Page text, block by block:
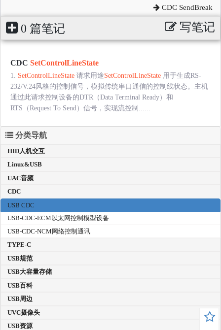
CDC SendBreak
0 篇笔记 写笔记
CDC SetControlLineState
1. SetControlLineState 请求用途SetControlLineState 用于生成RS-
232/V.24风格的控制信号，模拟传统串口通信的控制线状态。主机
通过此请求控制设备的DTR（Data Terminal Ready）和
RTS（Request To Send）信号，实现流控制......
分类导航
HID人机交互
Linux&USB
UAC音频
CDC
USB CDC
USB-CDC-ECM以太网控制模型设备
USB-CDC-NCM网络控制通讯
TYPE-C
USB规范
USB大容量存储
USB百科
USB周边
UVC摄像头
USB资源